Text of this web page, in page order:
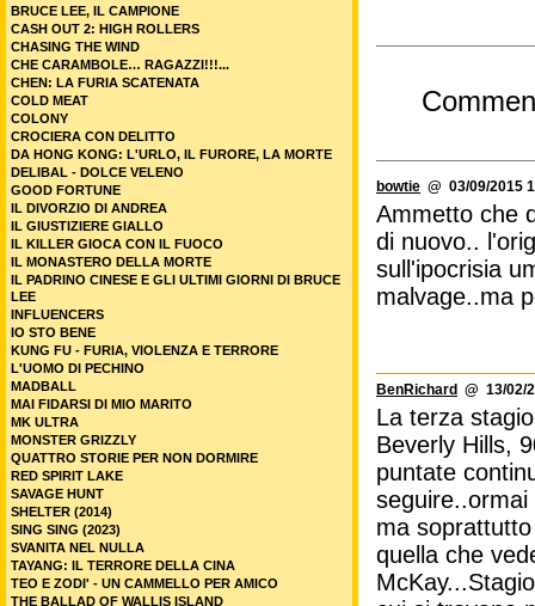
bowtie @ 03/09/2015
Ammetto che
di nuovo..
sull'ipocrisia
malvage..ma
BenRichard @ 13/02/
La terza
Beverly Hills,
puntate
ma
quella che
BRUCE LEE, IL CAMPIONE
CASH OUT 2: HIGH ROLLERS
CHASING THE WIND
CHE CARAMBOLE… RAGAZZI!!!...
CHEN: LA FURIA SCATENATA
COLD MEAT
COLONY
CROCIERA CON DELITTO
DA HONG KONG: L'URLO, IL FURORE, LA MORTE
DELIBAL - DOLCE VELENO
GOOD FORTUNE
IL DIVORZIO DI ANDREA
IL GIUSTIZIERE GIALLO
IL KILLER GIOCA CON IL FUOCO
IL MONASTERO DELLA MORTE
IL PADRINO CINESE E GLI ULTIMI GIORNI DI BRUCE
LEE
INFLUENCERS
IO STO BENE
KUNG FU - FURIA, VIOLENZA E TERRORE
L'UOMO DI PECHINO
MADBALL
MAI FIDARSI DI MIO MARITO
MK ULTRA
MONSTER GRIZZLY
QUATTRO STORIE PER NON DORMIRE
RED SPIRIT LAKE
SAVAGE HUNT
SHELTER (2014)
SING SING (2023)
SVANITA NEL NULLA
TAYANG: IL TERRORE DELLA CINA
TEO E ZODI' - UN CAMMELLO PER AMICO
THE BALLAD OF WALLIS ISLAND